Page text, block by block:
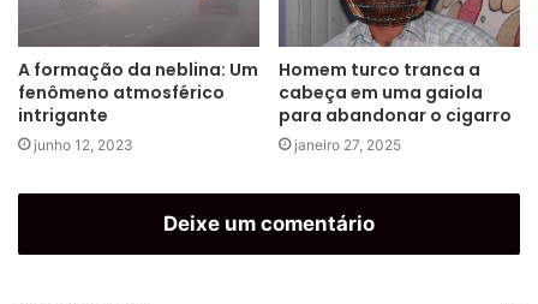
A formação da neblina: Um
fenômeno atmosférico
intrigante
junho 12, 2023
Homem turco tranca a
cabeça em uma gaiola
para abandonar o cigarro
janeiro 27, 2025
Deixe um comentário